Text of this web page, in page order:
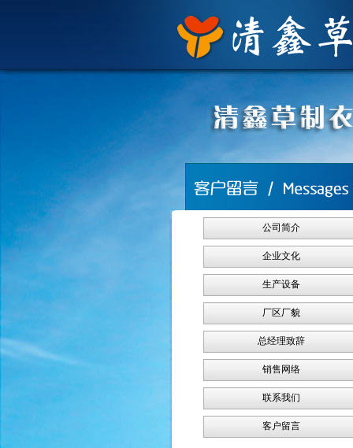
公司简介
企业文化
生产设备
厂区厂貌
总经理致辞
销售网络
联系我们
客户留言